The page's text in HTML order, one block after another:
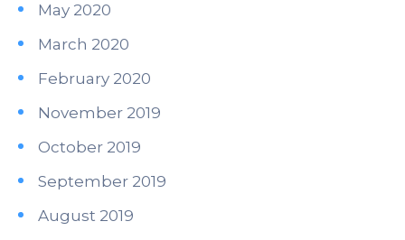
May 2020
March 2020
February 2020
November 2019
October 2019
September 2019
August 2019